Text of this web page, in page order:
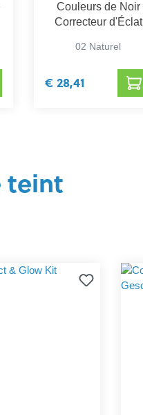
Couleurs de Noir
Correcteur d'Éclat
02 Naturel
€ 28,41
teint